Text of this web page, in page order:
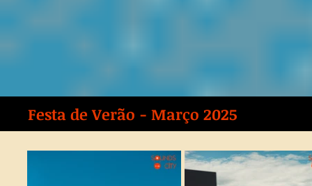
Festa de Verão - Março 2025